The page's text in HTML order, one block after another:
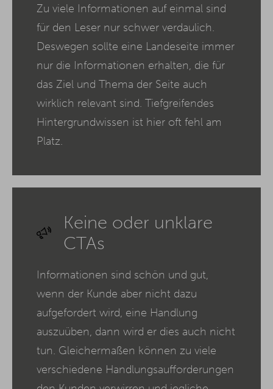
Zu viele Informationen auf einmal sind
für den Leser nur schwer verdaulich.
Deswegen sollte eine Landeseite immer
nur die Informationen erhalten, die für
das Ziel und Thema der Seite auch
wirklich relevant sind. Tiefgreifendes
Hintergrundwissen ist hier oft fehl am
Platz.
Keine oder unklare
CTAs
Informationen sind schön und gut,
wenn der Kunde aber nicht dazu
aufgefordert wird, eine Handlung
auszuüben, dann wird er dies auch nicht
tun. Gleichermaßen können zu viele
verschiedene Handlungsaufforderungen